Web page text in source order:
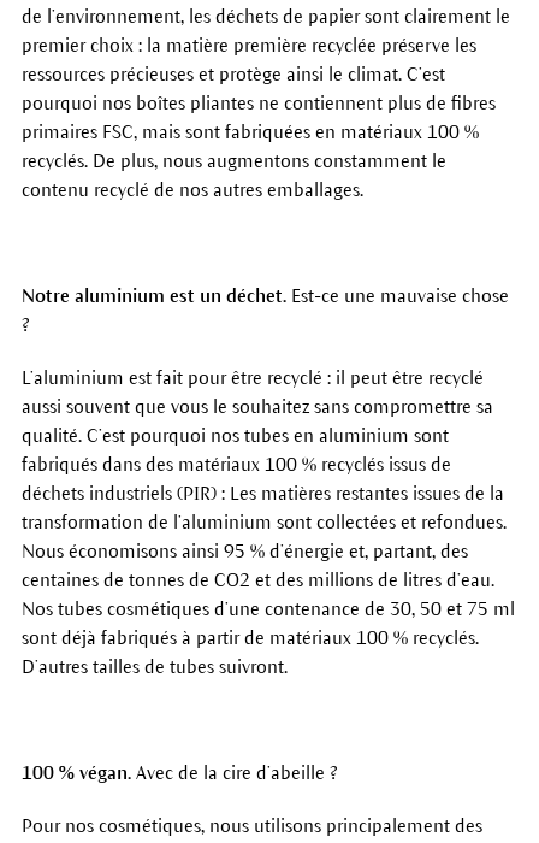
de l’environnement, les déchets de papier sont clairement le
premier choix : la matière première recyclée préserve les
ressources précieuses et protège ainsi le climat. C’est
pourquoi nos boîtes pliantes ne contiennent plus de fibres
primaires FSC, mais sont fabriquées en matériaux 100 %
recyclés. De plus, nous augmentons constamment le
contenu recyclé de nos autres emballages.
Notre aluminium est un déchet. Est-ce une mauvaise chose
?
L’aluminium est fait pour être recyclé : il peut être recyclé
aussi souvent que vous le souhaitez sans compromettre sa
qualité. C’est pourquoi nos tubes en aluminium sont
fabriqués dans des matériaux 100 % recyclés issus de
déchets industriels (PIR) : Les matières restantes issues de la
transformation de l’aluminium sont collectées et refondues.
Nous économisons ainsi 95 % d’énergie et, partant, des
centaines de tonnes de CO2 et des millions de litres d’eau.
Nos tubes cosmétiques d’une contenance de 30, 50 et 75 ml
sont déjà fabriqués à partir de matériaux 100 % recyclés.
D’autres tailles de tubes suivront.
100 % végan. Avec de la cire d’abeille ?
Pour nos cosmétiques, nous utilisons principalement des